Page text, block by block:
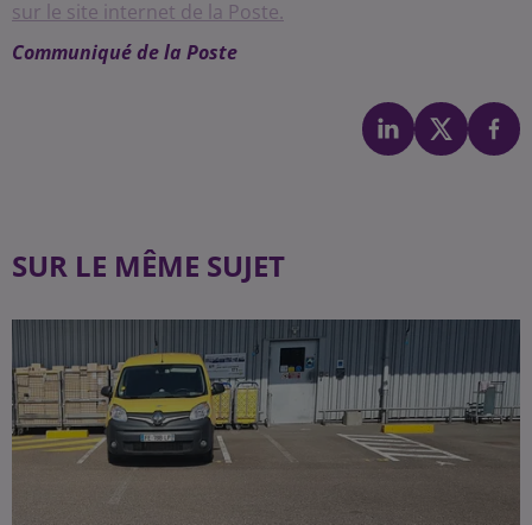
sur le site internet de la Poste.
Communiqué de la Poste
SUR LE MÊME SUJET